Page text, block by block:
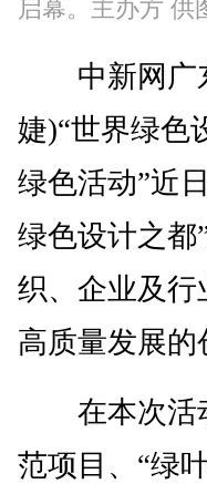
启幕。主办方 供
中新网广东
婕)“世界绿
绿色活动”近
绿色设计之都
织、企业及
高质量发展的
在本次活动
范项目、“绿